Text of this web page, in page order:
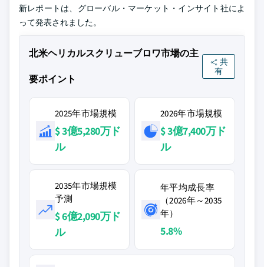
新レポートは、グローバル・マーケット・インサイト社によ
って発表されました。
北米ヘリカルスクリューブロワ市場の主
要ポイント
共
有
2025年市場規模
$ 3億5,280万ド
ル
2026年市場規模
$ 3億7,400万ド
ル
2035年市場規模
予測
$ 6億2,090万ド
ル
年平均成長率
（2026年～2035
年）
5.8%